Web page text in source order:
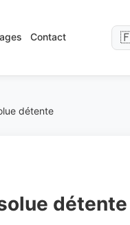
Contact
détente
détente